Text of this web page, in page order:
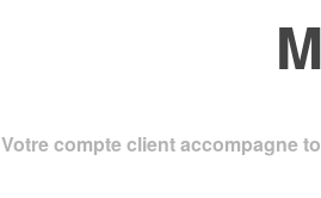
Votre compte client accompagne